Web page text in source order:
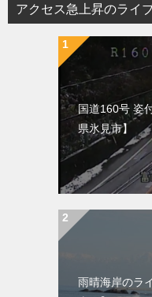
アクセス急上昇のライ
国道160号 姿
県氷見市】
雨晴海岸のラ